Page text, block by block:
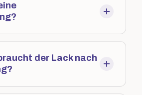
der Lack nach